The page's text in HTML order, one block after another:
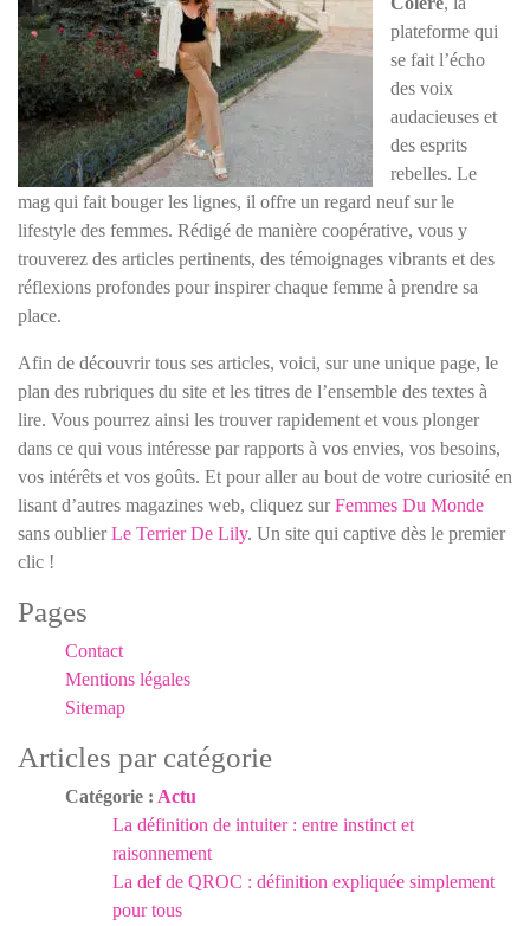
plateforme qui
se fait l’écho
des voix
audacieuses et
des esprits
rebelles. Le
mag qui fait bouger les lignes, il offre un regard neuf sur le
lifestyle des femmes. Rédigé de manière coopérative, vous y
trouverez des articles pertinents, des témoignages vibrants et des
réflexions profondes pour inspirer chaque femme à prendre sa
place.
Afin de découvrir tous ses articles, voici, sur une unique page, le
plan des rubriques du site et les titres de l’ensemble des textes à
lire. Vous pourrez ainsi les trouver rapidement et vous plonger
dans ce qui vous intéresse par rapports à vos envies, vos besoins,
vos intérêts et vos goûts. Et pour aller au bout de votre curiosité en
lisant d’autres magazines web, cliquez surFemmes Du Monde
sans oublierLe Terrier De Lily. Un site qui captive dès le premier
clic !
Pages
Contact
Mentions légales
Sitemap
Articles par catégorie
Catégorie : Actu
La définition de intuiter : entre instinct et
raisonnement
La def de QROC : définition expliquée simplement
pour tous